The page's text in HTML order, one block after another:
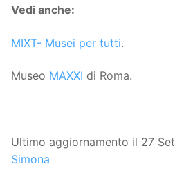
Vedi anche:
MIXT- Musei per tutti.
Museo MAXXI di Roma.
Ultimo aggiornamento il 27
Simona